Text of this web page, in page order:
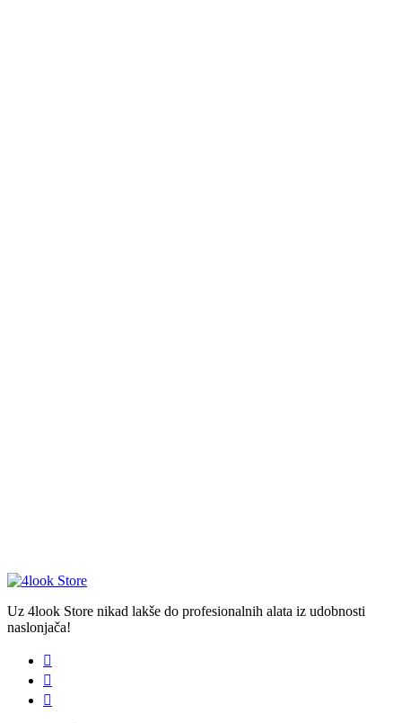
Uz 4look Store nikad lakše do profesionalnih alata iz udobnosti
naslonjača!


